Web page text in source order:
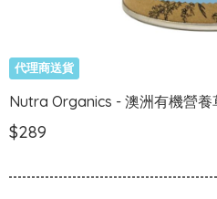
代理商送貨
Nutra Organics - 澳洲有機營養
$289